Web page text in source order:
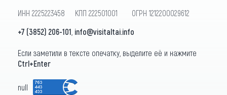
ИНН 2225223458 КПП 222501001 ОГРН 1212200029612
+7 (3852) 206-101 info@visitaltai.info
Если заметили в тексте опечатку, выделите её и нажмите
Ctrl+Enter
null